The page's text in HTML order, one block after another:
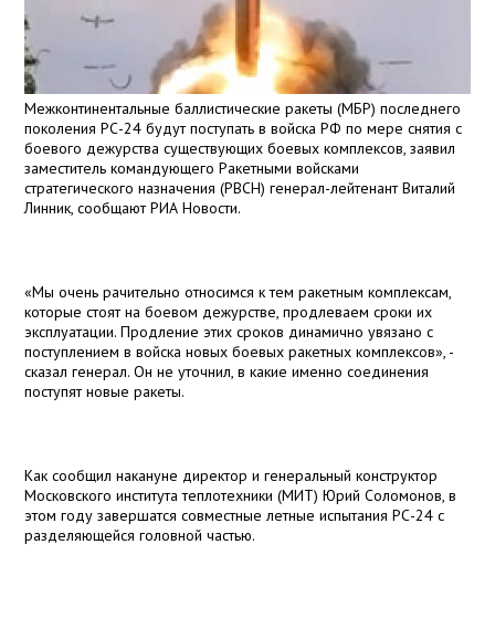
Межконтинентальные баллистические ракеты (МБР) последнего
поколения РС-24 будут поступать в войска РФ по мере снятия с
боевого дежурства существующих боевых комплексов, заявил
заместитель командующего Ракетными войсками
стратегического назначения (РВСН) генерал-лейтенант Виталий
Линник, сообщают РИА Новости.
«Мы очень рачительно относимся к тем ракетным комплексам,
которые стоят на боевом дежурстве, продлеваем сроки их
эксплуатации. Продление этих сроков динамично увязано с
поступлением в войска новых боевых ракетных комплексов», -
сказал генерал. Он не уточнил, в какие именно соединения
поступят новые ракеты.
Как сообщил накануне директор и генеральный конструктор
Московского института теплотехники (МИТ) Юрий Соломонов, в
этом году завершатся совместные летные испытания РС-24 с
разделяющейся головной частью.